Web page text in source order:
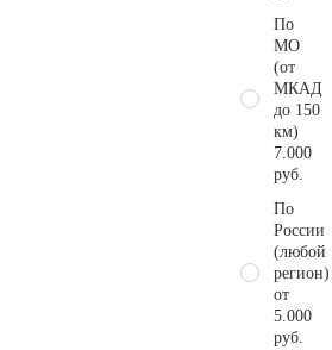
По
МО
(от
МКАД
до 150
км)
7.000
руб.
По
России
(любой
регион)
от
5.000
руб.